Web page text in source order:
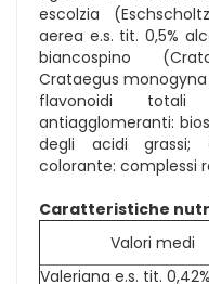
escolzia
aerea e.s. tit. 0,5%
biancospino
Crataegus monogyna
flavonoidi
antiagglomeranti:
degli acidi grassi;
colorante: complessi
Caratteristiche
Valori medi
Valeriana e.s. tit. 0,42%